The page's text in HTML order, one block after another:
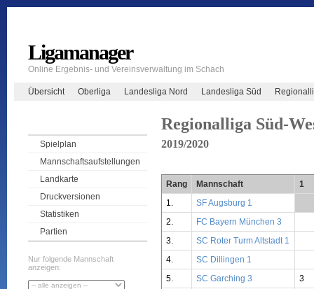
Ligamanager
Online Ergebnis- und Vereinsverwaltung im Schach
Übersicht Oberliga Landesliga Nord Landesliga Süd
Spielplan
Mannschaftsaufstellungen
Landkarte
Druckversionen
Statistiken
Partien
Nur folgende Mannschaft
anzeigen:
Regionalliga Süd-
2019/2020
Rang Mannschaft
1
1.
SF Augsburg 1
2.
FC Bayern München 3
3.
SC Roter Turm Altstadt 1
4.
SC Dillingen 1
5.
SC Garching 3
3